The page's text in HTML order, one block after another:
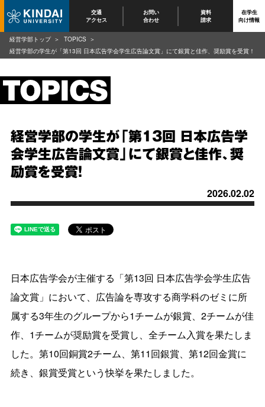
交通
アクセス
お問い
合わせ
資料
請求
在学生
向け情報
経営学部の学生が「第13回 日本広告学
会学生広告論文賞」にて銀賞と佳作、奨
励賞を受賞！
2026.02.02
日本広告学会が主催する「第13回 日本広告学会学生広告
論文賞」において、広告論を専攻する商学科のゼミに所
属する3年生のグループから1チームが銀賞、2チームが佳
作、1チームが奨励賞を受賞し、全チーム入賞を果たしま
した。第10回銅賞2チーム、第11回銀賞、第12回金賞に
続き、銀賞受賞という快挙を果たしました。
経営学部トップ
TOPICS
経営学部の学生が「第13回 日本広告学会学生広告論文賞」にて銀賞と佳作、奨励賞を受賞！